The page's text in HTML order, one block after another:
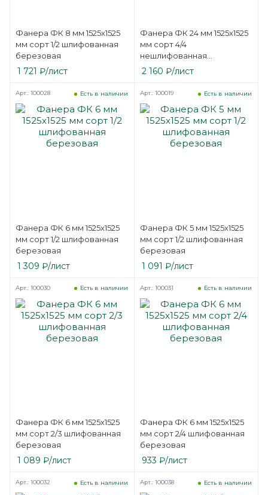
Фанера ФК 8 мм 1525х1525
мм сорт 1/2 шлифованная
березовая
1 721 ₽/лист
Фанера ФК 24 мм 1525х1525
мм сорт 4/4
нешлифованная
березовая
2 160 ₽/лист
Фанера ФК 6 мм 1525х1525
мм сорт 1/2 шлифованная
березовая
Есть в наличии
Арт.: 100028
1 309 ₽/лист
Фанера ФК 5 мм 1525х1525
мм сорт 1/2 шлифованная
березовая
Есть в наличии
Арт.: 100019
1 091 ₽/лист
Фанера ФК 6 мм 1525х1525
мм сорт 2/3 шлифованная
березовая
Есть в наличии
Арт.: 100030
1 089 ₽/лист
Фанера ФК 6 мм 1525х1525
мм сорт 2/4 шлифованная
березовая
Есть в наличии
Арт.: 100031
933 ₽/лист
Есть в наличии
Арт.: 100032 Есть в наличии
Арт.: 100038